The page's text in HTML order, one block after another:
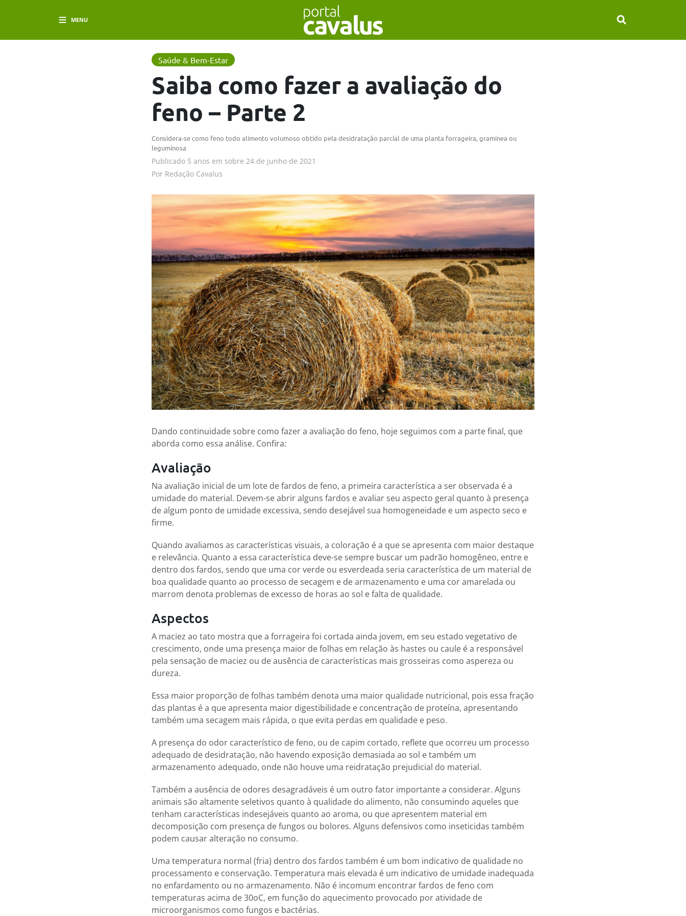
MENU
Saúde & Bem-Estar
Saiba como fazer a avaliação do
feno – Parte 2
Considera-se como feno todo alimento volumoso obtido pela desidratação parcial de uma planta forrageira, gramínea ou
leguminosa
Publicado 5 anos em sobre 24 de junho de 2021
Por Redação Cavalus
Dando continuidade sobre como fazer a avaliação do feno, hoje seguimos com a parte final, que
aborda como essa análise. Confira:
Avaliação
Na avaliação inicial de um lote de fardos de feno, a primeira característica a ser observada é a
umidade do material. Devem-se abrir alguns fardos e avaliar seu aspecto geral quanto à presença
de algum ponto de umidade excessiva, sendo desejável sua homogeneidade e um aspecto seco e
firme.
Quando avaliamos as características visuais, a coloração é a que se apresenta com maior destaque
e relevância. Quanto a essa característica deve-se sempre buscar um padrão homogêneo, entre e
dentro dos fardos, sendo que uma cor verde ou esverdeada seria característica de um material de
boa qualidade quanto ao processo de secagem e de armazenamento e uma cor amarelada ou
marrom denota problemas de excesso de horas ao sol e falta de qualidade.
Aspectos
A maciez ao tato mostra que a forrageira foi cortada ainda jovem, em seu estado vegetativo de
crescimento, onde uma presença maior de folhas em relação às hastes ou caule é a responsável
pela sensação de maciez ou de ausência de características mais grosseiras como aspereza ou
dureza.
Essa maior proporção de folhas também denota uma maior qualidade nutricional, pois essa fração
das plantas é a que apresenta maior digestibilidade e concentração de proteína, apresentando
também uma secagem mais rápida, o que evita perdas em qualidade e peso.
A presença do odor característico de feno, ou de capim cortado, reflete que ocorreu um processo
adequado de desidratação, não havendo exposição demasiada ao sol e também um
armazenamento adequado, onde não houve uma reidratação prejudicial do material.
Também a ausência de odores desagradáveis é um outro fator importante a considerar. Alguns
animais são altamente seletivos quanto à qualidade do alimento, não consumindo aqueles que
tenham características indesejáveis quanto ao aroma, ou que apresentem material em
decomposição com presença de fungos ou bolores. Alguns defensivos como inseticidas também
podem causar alteração no consumo.
Uma temperatura normal (fria) dentro dos fardos também é um bom indicativo de qualidade no
processamento e conservação. Temperatura mais elevada é um indicativo de umidade inadequada
no enfardamento ou no armazenamento. Não é incomum encontrar fardos de feno com
temperaturas acima de 30oC, em função do aquecimento provocado por atividade de
microorganismos como fungos e bactérias.